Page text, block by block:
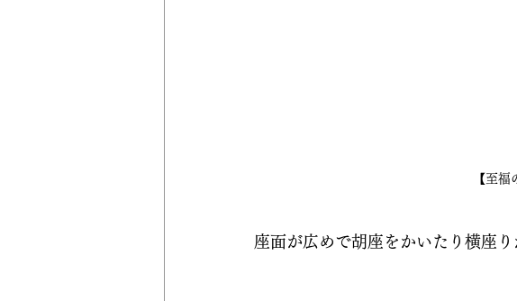
【至
座面が広めで胡座をかいたり横座